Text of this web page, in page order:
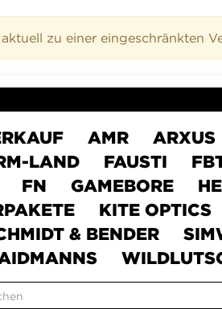
zu einer eingeschränkten
AMR ARXUS
LAND FAUSTI
FN GAMEBORE
KITE OPTICS
& BENDER